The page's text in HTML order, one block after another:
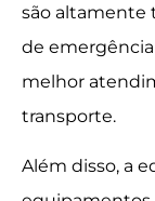
são altamente
de
melhor
transporte.
Além disso, a